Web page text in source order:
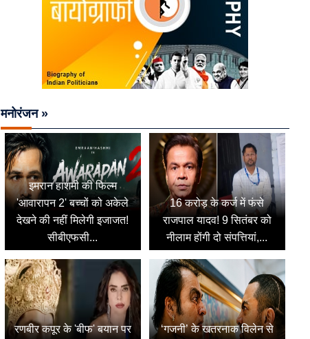
मनोरंजन »
इमरान हाशमी की फिल्म
'आवारापन 2' बच्चों को अकेले
देखने की नहीं मिलेगी इजाजत!
सीबीएफसी...
16 करोड़ के कर्ज में फंसे
राजपाल यादव! 9 सितंबर को
नीलाम होंगी दो संपत्तियां,...
रणबीर कपूर के 'बीफ' बयान पर
‘गजनी’ के खतरनाक विलेन से